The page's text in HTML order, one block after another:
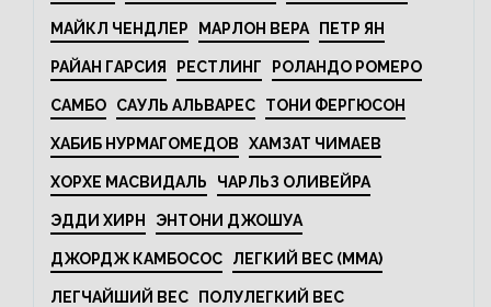
МАЙКЛ ЧЕНДЛЕР МАРЛОН ВЕРА ПЕТР ЯН
РАЙАН ГАРСИЯ РЕСТЛИНГ РОЛАНДО РОМЕРО
САМБО САУЛЬ АЛЬВАРЕС ТОНИ ФЕРГЮСОН
ХАБИБ НУРМАГОМЕДОВ ХАМЗАТ ЧИМАЕВ
ХОРХЕ МАСВИДАЛЬ ЧАРЛЬЗ ОЛИВЕЙРА
ЭДДИ ХИРН ЭНТОНИ ДЖОШУА
ДЖОРДЖ КАМБОСОС ЛЕГКИЙ ВЕС (MMA)
ЛЕГЧАЙШИЙ ВЕС ПОЛУЛЕГКИЙ ВЕС